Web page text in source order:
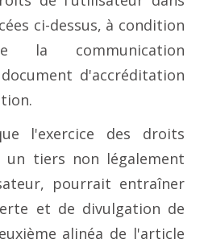
ci-dessus, à condition
la communication
d'accréditation
l'exercice des droits
un tiers non légalement
pourrait entraîner
et de divulgation de
alinéa de l'article